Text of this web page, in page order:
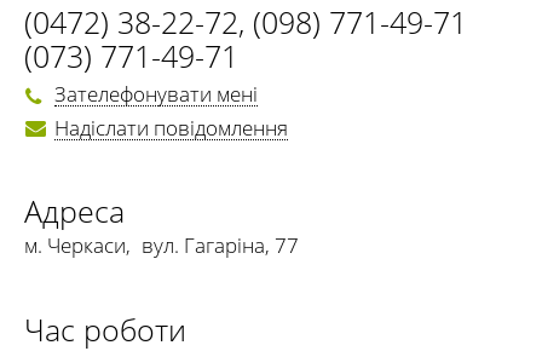
(0472) 38-22-72, (098) 771-49-71
(073) 771-49-71
Зателефонувати мені
Надіслати повідомлення
Адреса
м. Черкаси, вул. Гагаріна, 77
Час роботи